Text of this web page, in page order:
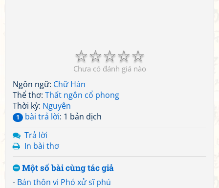
☆
☆
☆
☆
☆
Chưa có đánh giá nào
Ngôn ngữ: Chữ Hán
Thể thơ: Thất ngôn cổ phong
Thời kỳ: Nguyên
1 bài trả lời: 1 bản dịch
Trả lời
In bài thơ
Một số bài cùng tác giả
- Bán thôn vi Phó xử sĩ phú